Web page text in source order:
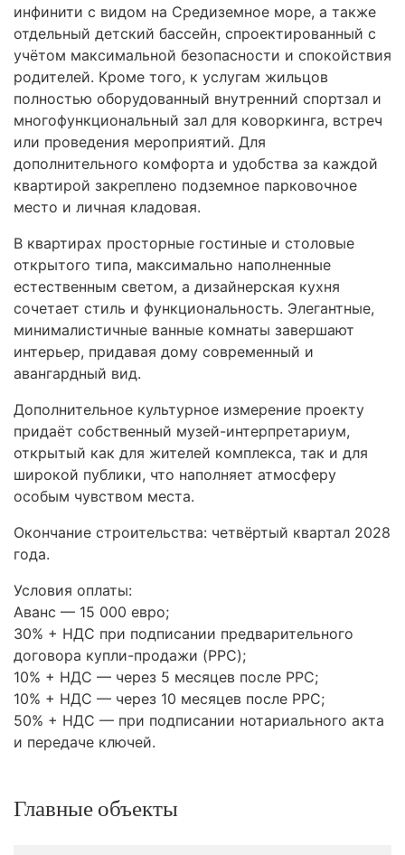
инфинити с видом на Средиземное море, а также
отдельный детский бассейн, спроектированный с
учётом максимальной безопасности и спокойствия
родителей. Кроме того, к услугам жильцов
полностью оборудованный внутренний спортзал и
многофункциональный зал для коворкинга, встреч
или проведения мероприятий. Для
дополнительного комфорта и удобства за каждой
квартирой закреплено подземное парковочное
место и личная кладовая.
В квартирах просторные гостиные и столовые
открытого типа, максимально наполненные
естественным светом, а дизайнерская кухня
сочетает стиль и функциональность. Элегантные,
минималистичные ванные комнаты завершают
интерьер, придавая дому современный и
авангардный вид.
Дополнительное культурное измерение проекту
придаёт собственный музей-интерпретариум,
открытый как для жителей комплекса, так и для
широкой публики, что наполняет атмосферу
особым чувством места.
Окончание строительства: четвёртый квартал 2028
года.
Условия оплаты:
Аванс — 15 000 евро;
30% + НДС при подписании предварительного
договора купли-продажи (PPC);
10% + НДС — через 5 месяцев после PPC;
10% + НДС — через 10 месяцев после PPC;
50% + НДС — при подписании нотариального акта
и передаче ключей.
Главные объекты